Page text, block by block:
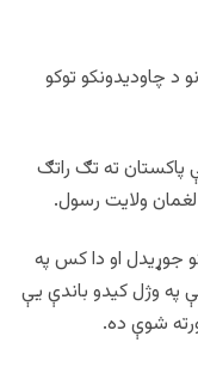
د چاودیدونکو توکو
پاکستان ته تګ راتګ
ولایت رسول.
جوړیدل او دا کس په
په وژل کیدو باندې یې
شوې ده.